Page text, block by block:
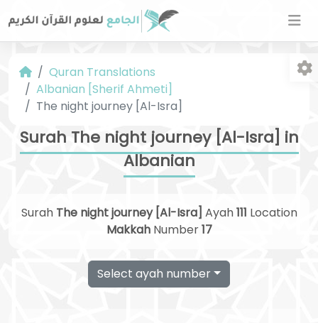
Quran Translations
Albanian [Sherif Ahmeti]
The night journey [Al-Isra]
Surah The night journey [Al-Isra] in
Albanian
Surah The night journey [Al-Isra] Ayah111 Location
MakkahNumber17
Select ayah number